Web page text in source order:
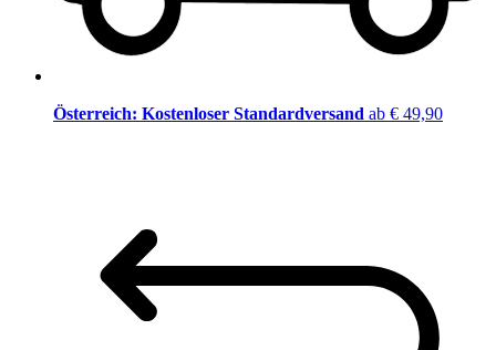
Österreich: Kostenloser Standardversand ab € 49,90